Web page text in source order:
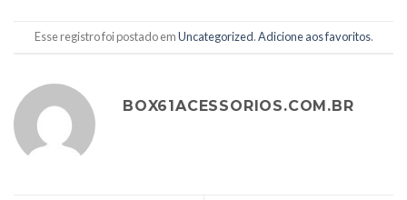
Esse registro foi postado emUncategorized.Adicione aos favoritos.
BOX61ACESSORIOS.COM.BR